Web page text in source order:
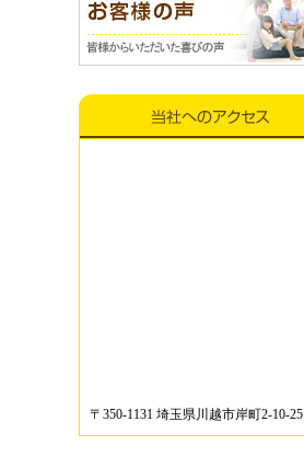
〒350-1131 埼玉県川越市岸町2-10-25